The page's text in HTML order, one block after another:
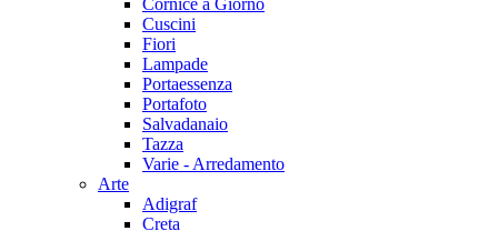
Cornice a Giorno
Cuscini
Fiori
Lampade
Portaessenza
Portafoto
Salvadanaio
Tazza
Varie - Arredamento
Arte
Adigraf
Creta